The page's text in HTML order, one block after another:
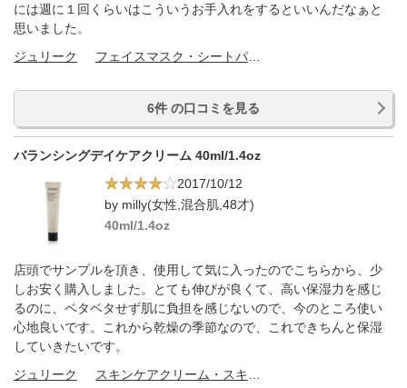
には週に１回くらいはこういうお手入れをするといいんだなぁと
思いました。
ジュリーク
6件 の口コミを見る
バランシングデイケアクリーム 40ml/1.4oz
2017/10/12
by milly(女性,混合肌,48才)
40ml/1.4oz
店頭でサンプルを頂き、使用して気に入ったのでこちらから、少
しお安く購入しました。とても伸びが良くて、高い保湿力を感じ
るのに、ベタベタせず肌に負担を感じないので、今のところ使い
心地良いです。これから乾燥の季節なので、これできちんと保湿
していきたいです。
ジュリーク